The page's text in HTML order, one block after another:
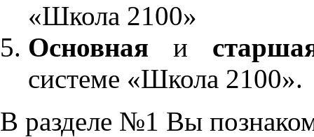
«Школа 2100»
Основнаяи
системе «Школа 2100».
В разделе №1 Вы